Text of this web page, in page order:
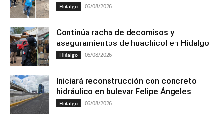
Hidalgo 06/08/2026
Continúa racha de decomisos y
aseguramientos de huachicol en Hidalgo
Hidalgo 06/08/2026
Iniciará reconstrucción con concreto
hidráulico en bulevar Felipe Ángeles
Hidalgo 06/08/2026